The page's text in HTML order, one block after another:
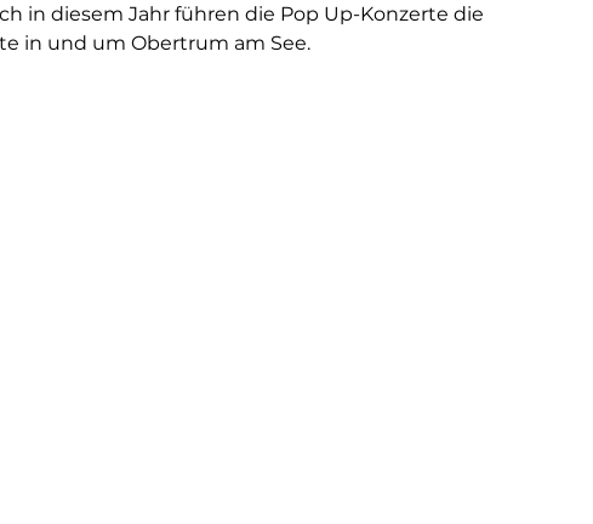
in diesem Jahr führen die Pop Up-Konzerte die
in und um Obertrum am See.